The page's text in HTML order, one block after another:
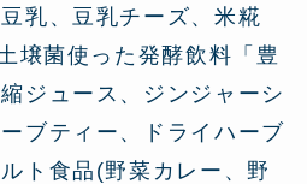
乳、豆乳チーズ、米糀
壌菌使った発酵飲料「豊
ジュース、ジンジャーシ
ブティー、ドライハーブ
ト食品(野菜カレー、野